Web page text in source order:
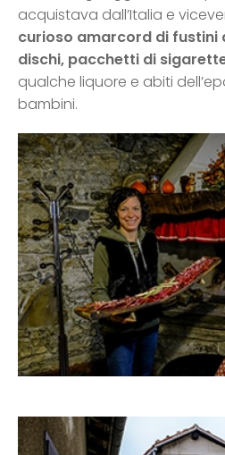
acquistava dall’Italia e
curioso amarcord di fustini
dischi, pacchetti di
qualche liquore e abiti
bambini.